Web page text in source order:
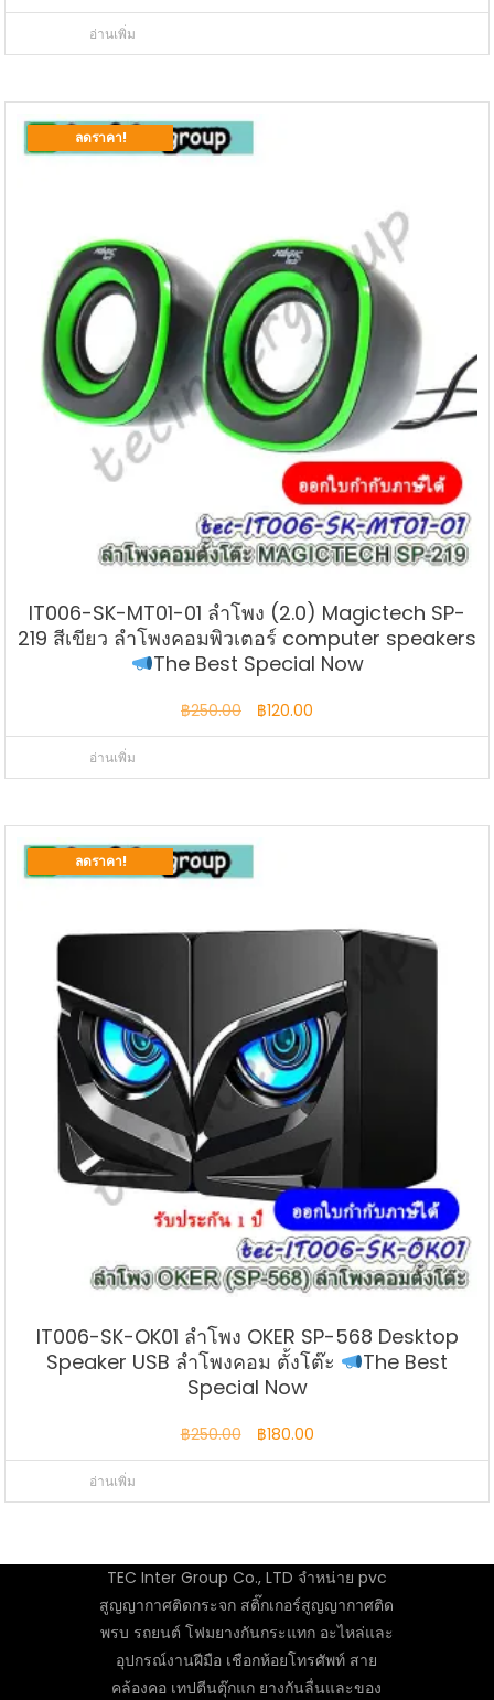
price
price
อ่านเพิ่ม
ลดราคา!
IT006-SK-MT01-01 ลำโพง (2.0) Magictech SP-
219 สีเขียว ลำโพงคอมพิวเตอร์ computer speakers
The Best Special Now
฿250.00
Original
price
฿120.00
price
อ่านเพิ่ม
ลดราคา!
IT006-SK-OK01 ลำโพง OKER SP-568 Desktop
Speaker USB ลำโพงคอม ตั้งโต๊ะ
The Best
Special Now
฿250.00
Original
price
฿180.00Current
price
อ่านเพิ่ม
TEC Inter Group Co., LTD จำหน่าย pvc
สูญญากาศติดกระจก สติ๊กเกอร์สูญญากาศติด
พรบ รถยนต์ โฟมยางกันกระแทก อะไหล่และ
อุปกรณ์งานฝีมือ เชือกห้อยโทรศัพท์ สาย
คล้องคอ เทปตีนตุ๊กแก ยางกันลื่นและของ